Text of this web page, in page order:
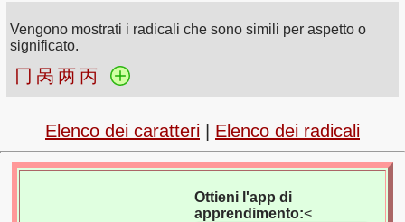
Vengono mostrati i radicali che sono simili per aspetto o
significato.
冂 呙 两丙
Elenco dei caratteri Elenco dei radicali
Ottieni l'app di
apprendimento:<